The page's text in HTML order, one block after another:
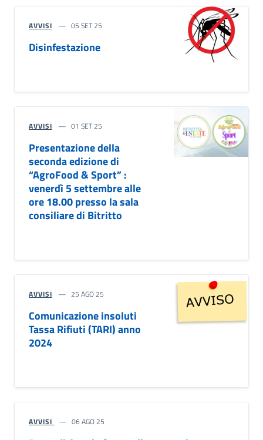
AVVISI 05 SET 25
Disinfestazione
AVVISI 01 SET 25
Presentazione della
seconda edizione di
“AgroFood & Sport” :
venerdì 5 settembre alle
ore 18.00 presso la sala
consiliare di Bitritto
AVVISI 25 AGO 25
Comunicazione insoluti
Tassa Rifiuti (TARI) anno
2024
AVVISI 06 AGO 25